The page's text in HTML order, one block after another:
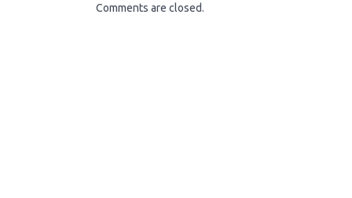
Comments are closed.